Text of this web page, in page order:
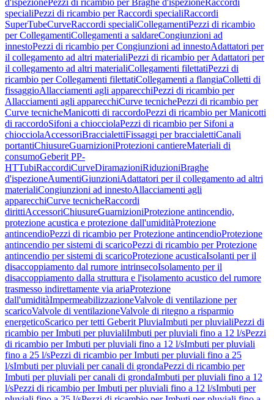
d'ispezionePezzi di ricambio per Braghe d'ispezioneRaccordi
specialiPezzi di ricambio per Raccordi specialiRaccordi
SuperTubeCurveRaccordi specialiCollegamentiPezzi di ricambio
per CollegamentiCollegamenti a saldareCongiunzioni ad
innestoPezzi di ricambio per Congiunzioni ad innestoAdattatori per
il collegamento ad altri materialiPezzi di ricambio per Adattatori per
il collegamento ad altri materialiCollegamenti filettatiPezzi di
ricambio per Collegamenti filettatiCollegamenti a flangiaColletti di
fissaggioAllacciamenti agli apparecchiPezzi di ricambio per
Allacciamenti agli apparecchiCurve tecnichePezzi di ricambio per
Curve tecnicheManicotti di raccordoPezzi di ricambio per Manicotti
di raccordoSifoni a chiocciolaPezzi di ricambio per Sifoni a
chiocciolaAccessoriBraccialettiFissaggi per braccialettiCanali
portantiChiusureGuarnizioniProtezioni cantiereMateriali di
consumoGeberit PP-
HTTubiRaccordiCurveDiramazioniRiduzioniBraghe
d'ispezioneAumentiGiunzioniAdattatori per il collegamento ad altri
materialiCongiunzioni ad innestoAllacciamenti agli
apparecchiCurve tecnicheRaccordi
dirittiAccessoriChiusureGuarnizioniProtezione antincendio,
protezione acustica e protezione dall'umiditàProtezione
antincendioPezzi di ricambio per Protezione antincendioProtezione
antincendio per sistemi di scaricoPezzi di ricambio per Protezione
antincendio per sistemi di scaricoProtezione acusticaIsolanti per il
disaccoppiamento dal rumore intrinsecoIsolamento per il
disaccoppiamento dalla struttura e l'isolamento acustico del rumore
trasmesso indirettamente via ariaProtezione
dall'umiditàImpermeabilizzazioneValvole di ventilazione per
scaricoValvole di ventilazioneValvole di ritegno a risparmio
energeticoScarico per tetti Geberit PluviaImbuti per pluvialiPezzi di
ricambio per Imbuti per pluvialiImbuti per pluviali fino a 12 l/sPezzi
di ricambio per Imbuti per pluviali fino a 12 l/sImbuti per pluviali
fino a 25 l/sPezzi di ricambio per Imbuti per pluviali fino a 25
l/sImbuti per pluviali per canali di grondaPezzi di ricambio per
Imbuti per pluviali per canali di grondaImbuti per pluviali fino a 12
l/sPezzi di ricambio per Imbuti per pluviali fino a 12 l/sImbuti per